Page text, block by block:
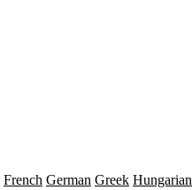
French German Greek Hungarian